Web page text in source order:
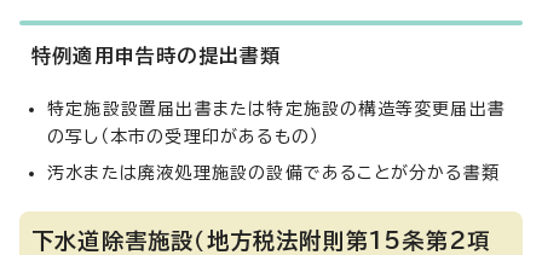
特例適用申告時の提出書類
特定施設設置届出書または特定施設の構造等変更届出書
の写し（本市の受理印があるもの）
汚水または廃液処理施設の設備であることが分かる書類
下水道除害施設（地方税法附則第15条第2項